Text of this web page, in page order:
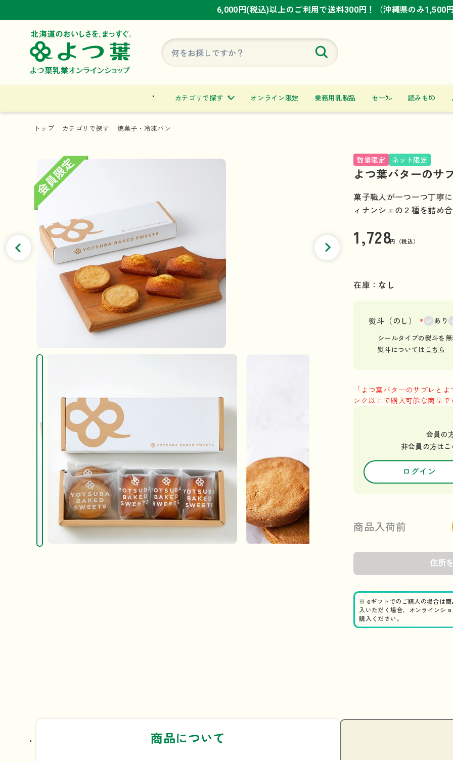
6,000円(税込)以上のご利用で送料300円！（沖縄県のみ1,500円
6,000円(税込)以上のご利用で送料300円！（沖縄県のみ1,500円
6,000円(税込)以上のご利用で送料300円！（沖縄県のみ1,500円
カテゴリで探す オンライン限定 業務用乳製品 セール 読みもの
トップ カテゴリで探す 焼菓子・冷凍パン
数量限定 ネット限定
よつ葉バターのサ
菓子職人が一つ一つ丁寧
ィナンシェの２種を詰め合
1,728円（税込）
在庫： なし
熨斗（のし） ＊ あり
シールタイプの熨斗を無
熨斗については こちら
「よつ葉バターのサブレと
ンク以上で購入可能な商品で
会員の
非会員の方はこ
ログイン
商品入荷前
※ eギフトでのご購入の場合は
入いただく場合、オンラインシ
購入ください。
商品について